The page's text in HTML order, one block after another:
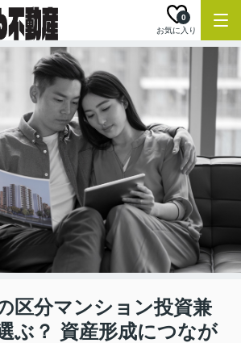
お気に入り
0
区分マンション投資兼
ぶ？ 資産形成につなが